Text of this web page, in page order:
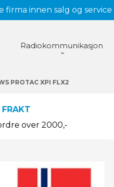
firma innen salg og
Radiokommunikasjon
PROTAC XPI FLX2
over 2000,-